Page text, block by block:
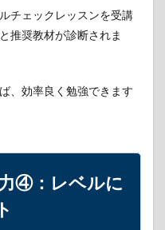
チェックレッスンを受講
推奨教材が診断されま
、効率良く勉強できます
④：レベルに